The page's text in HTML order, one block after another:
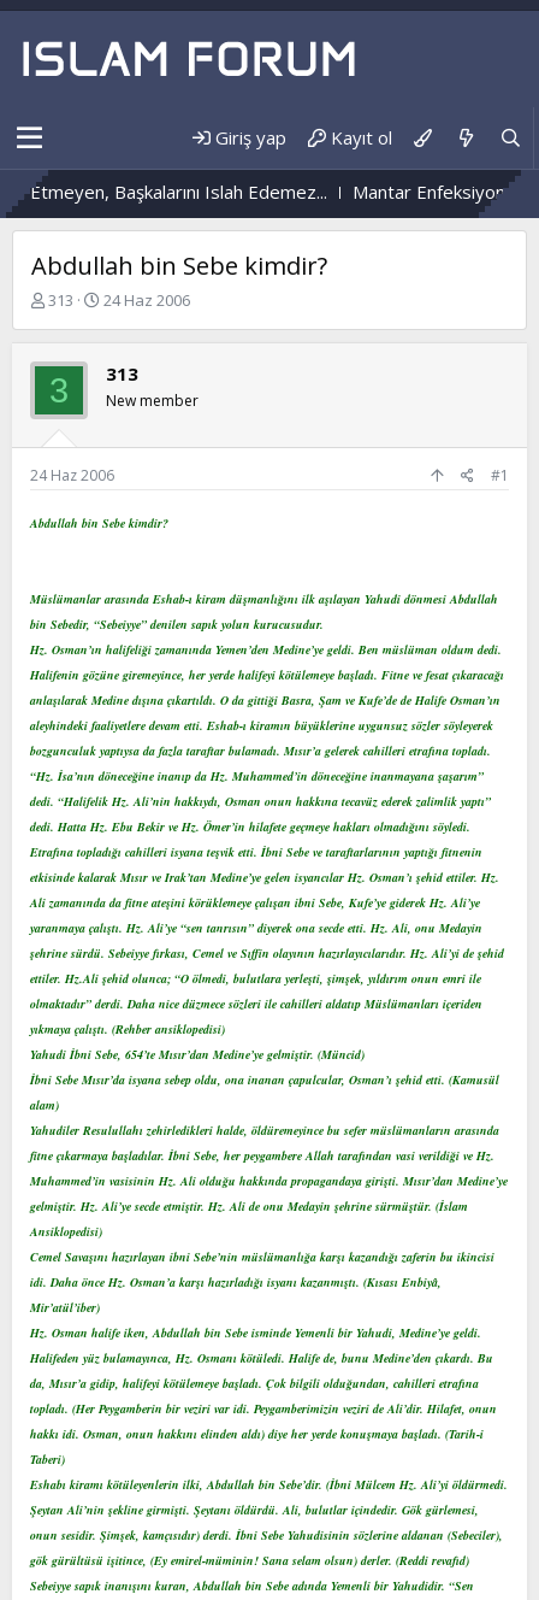
Giriş yap Kayıt ol
Başkalarını Islah Edemez... Mantar Enfeksiyonu Nedir?
Abdullah bin Sebe kimdir?
K
b
u
y
u
b
a
l
n
313
B
a
n
ı
ç
a
i
24 Haz 2006
3 313
New member
24 Haz 2006 #1
Abdullah bin Sebe kimdir?
Müslümanlar arasında Eshab-ı kiram düşmanlığını ilk aşılayan Yahudi dönmesi Abdullah
bin Sebedir, “Sebeiyye” denilen sapık yolun kurucusudur.
Hz. Osman’ın halifeliği zamanında Yemen’den Medine’ye geldi. Ben müslüman oldum dedi.
Halifenin gözüne giremeyince, her yerde halifeyi kötülemeye başladı. Fitne ve fesat çıkaracağı
anlaşılarak Medine dışına çıkartıldı. O da gittiği Basra, Şam ve Kufe’de de Halife Osman’ın
aleyhindeki faaliyetlere devam etti. Eshab-ı kiramın büyüklerine uygunsuz sözler söyleyerek
bozgunculuk yaptıysa da fazla taraftar bulamadı. Mısır’a gelerek cahilleri etrafına topladı.
“Hz. İsa’nın döneceğine inanıp da Hz. Muhammed’in döneceğine inanmayana şaşarım”
dedi. “Halifelik Hz. Ali’nin hakkıydı, Osman onun hakkına tecavüz ederek zalimlik yaptı”
dedi. Hatta Hz. Ebu Bekir ve Hz. Ömer’in hilafete geçmeye hakları olmadığını söyledi.
Etrafına topladığı cahilleri isyana teşvik etti. İbni Sebe ve taraftarlarının yaptığı fitnenin
etkisinde kalarak Mısır ve Irak’tan Medine’ye gelen isyancılar Hz. Osman’ı şehid ettiler. Hz.
Ali zamanında da fitne ateşini körüklemeye çalışan ibni Sebe, Kufe’ye giderek Hz. Ali’ye
yaranmaya çalıştı. Hz. Ali’ye “sen tanrısın” diyerek ona secde etti. Hz. Ali, onu Medayin
şehrine sürdü. Sebeiyye fırkası, Cemel ve Sıffin olayının hazırlayıcılarıdır. Hz. Ali’yi de şehid
ettiler. Hz.Ali şehid olunca; “O ölmedi, bulutlara yerleşti, şimşek, yıldırım onun emri ile
olmaktadır” derdi. Daha nice düzmece sözleri ile cahilleri aldatıp Müslümanları içeriden
yıkmaya çalıştı. (Rehber ansiklopedisi)
Yahudi İbni Sebe, 654’te Mısır’dan Medine’ye gelmiştir. (Müncid)
İbni Sebe Mısır’da isyana sebep oldu, ona inanan çapulcular, Osman’ı şehid etti. (Kamusül
alam)
Yahudiler Resulullahı zehirledikleri halde, öldüremeyince bu sefer müslümanların arasında
fitne çıkarmaya başladılar. İbni Sebe, her peygambere Allah tarafından vasi verildiği ve Hz.
Muhammed’in vasisinin Hz. Ali olduğu hakkında propagandaya girişti. Mısır’dan Medine’ye
gelmiştir. Hz. Ali’ye secde etmiştir. Hz. Ali de onu Medayin şehrine sürmüştür. (İslam
Ansiklopedisi)
Cemel Savaşını hazırlayan ibni Sebe’nin müslümanlığa karşı kazandığı zaferin bu ikincisi
idi. Daha önce Hz. Osman’a karşı hazırladığı isyanı kazanmıştı. (Kısası Enbiyâ,
Mir’atül’iber)
Hz. Osman halife iken, Abdullah bin Sebe isminde Yemenli bir Yahudi, Medine’ye geldi.
Halifeden yüz bulamayınca, Hz. Osmanı kötüledi. Halife de, bunu Medine’den çıkardı. Bu
da, Mısır’a gidip, halifeyi kötülemeye başladı. Çok bilgili olduğundan, cahilleri etrafına
topladı. (Her Peygamberin bir veziri var idi. Peygamberimizin veziri de Ali’dir. Hilafet, onun
hakkı idi. Osman, onun hakkını elinden aldı) diye her yerde konuşmaya başladı. (Tarih-i
Taberi)
Eshabı kiramı kötüleyenlerin ilki, Abdullah bin Sebe’dir. (İbni Mülcem Hz. Ali’yi öldürmedi.
Şeytan Ali’nin şekline girmişti. Şeytanı öldürdü. Ali, bulutlar içindedir. Gök gürlemesi,
onun sesidir. Şimşek, kamçısıdır) derdi. İbni Sebe Yahudisinin sözlerine aldanan (Sebeciler),
gök gürültüsü işitince, (Ey emirel-müminin! Sana selam olsun) derler. (Reddi revafıd)
Sebeiyye sapık inanışını kuran, Abdullah bin Sebe adında Yemenli bir Yahudidir. “Sen